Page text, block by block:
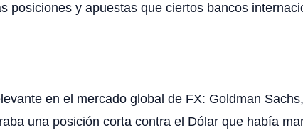
posiciones y apuestas que ciertos bancos
en el mercado global de FX: Goldman
una posición corta contra el Dólar que había